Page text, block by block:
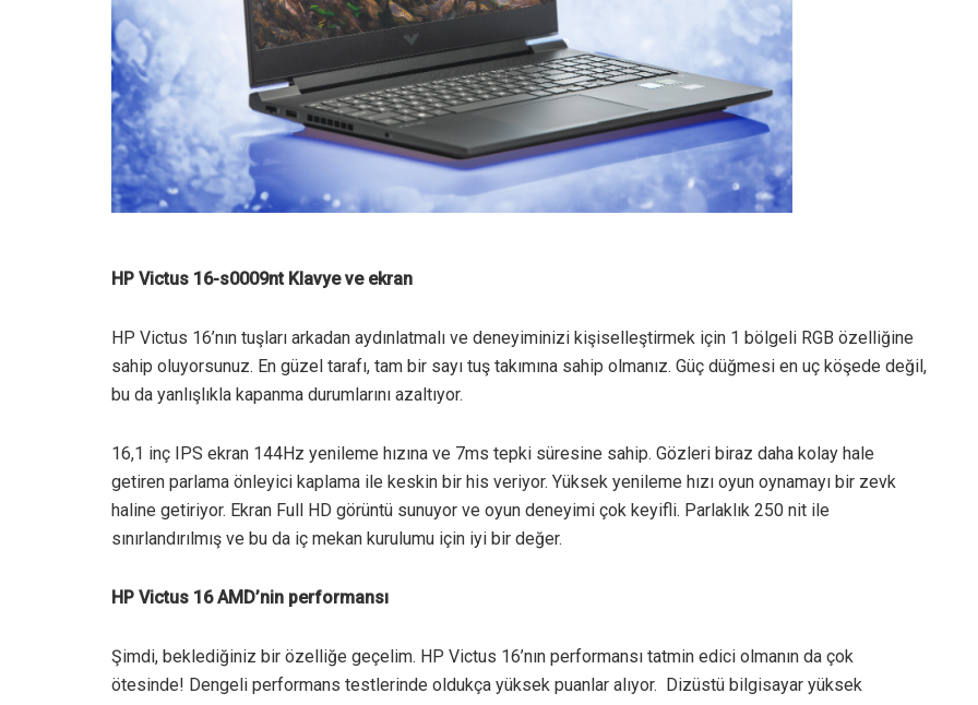
HP Victus 16-s0009nt Klavye ve ekran
HP Victus 16’nın tuşları arkadan aydınlatmalı ve deneyiminizi kişiselleştirmek için 1 bölgeli RGB özelliğine
sahip oluyorsunuz. En güzel tarafı, tam bir sayı tuş takımına sahip olmanız. Güç düğmesi en uç köşede değil,
bu da yanlışlıkla kapanma durumlarını azaltıyor.
16,1 inç IPS ekran 144Hz yenileme hızına ve 7ms tepki süresine sahip. Gözleri biraz daha kolay hale
getiren parlama önleyici kaplama ile keskin bir his veriyor. Yüksek yenileme hızı oyun oynamayı bir zevk
haline getiriyor. Ekran Full HD görüntü sunuyor ve oyun deneyimi çok keyifli. Parlaklık 250 nit ile
sınırlandırılmış ve bu da iç mekan kurulumu için iyi bir değer.
HP Victus 16 AMD’nin performansı
Şimdi, beklediğiniz bir özelliğe geçelim. HP Victus 16’nın performansı tatmin edici olmanın da çok
ötesinde! Dengeli performans testlerinde oldukça yüksek puanlar alıyor. Dizüstü bilgisayar yüksek